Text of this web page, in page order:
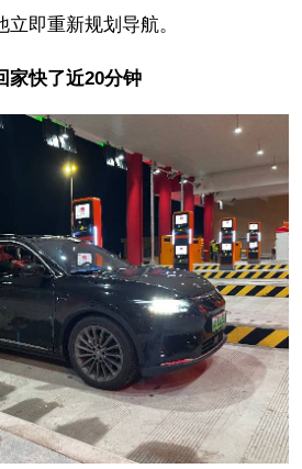
即重新规划导航。
家快了近20分钟